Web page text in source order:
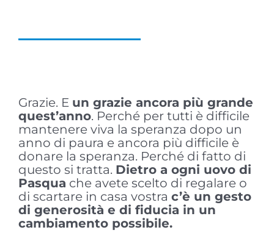
Grazie. E un grazie ancora più grande
quest’anno. Perché per tutti è difficile
mantenere viva la speranza dopo un
anno di paura e ancora più difficile è
donare la speranza. Perché di fatto di
questo si tratta. Dietro a ogni uovo di
Pasqua che avete scelto di regalare o
di scartare in casa vostra c’è un gesto
di generosità e di fiducia in un
cambiamento possibile.